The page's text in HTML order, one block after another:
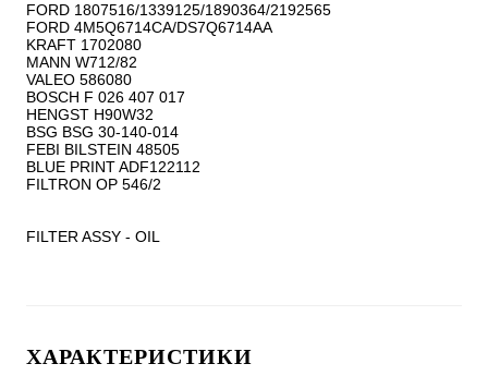
FORD 1807516/1339125/1890364/2192565
FORD 4M5Q6714CA/DS7Q6714AA
KRAFT 1702080
MANN W712/82
VALEO 586080
BOSCH F 026 407 017
HENGST H90W32
BSG BSG 30-140-014
FEBI BILSTEIN 48505
BLUE PRINT ADF122112
FILTRON OP 546/2
FILTER ASSY - OIL
ХАРАКТЕРИСТИКИ